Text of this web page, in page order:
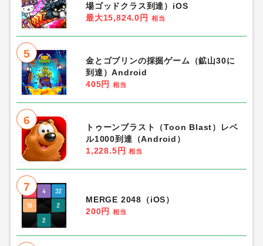
場ゴッドクラス到達）iOS
最大15,824.0円
相当
5
金とゴブリンの採掘ゲーム（鉱山30に
到達）Android
405円
相当
6
トゥーンブラスト（Toon Blast）レベ
ル1000到達（Android）
1,228.5円
相当
7
MERGE 2048（iOS）
200円
相当